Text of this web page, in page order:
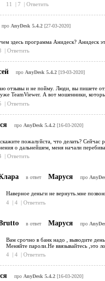
11
| 7 | Ответить
про AnyDesk 5.4.2[27-03-2020]
здесь программа Анидеск? Анидеск
| Ответить
про AnyDesk 5.4.2[19-03-2020]
отзывы и не пойму. Люди, вы пишете
TeamViewer. А вот мошенники,
| Ответить
про AnyDesk 5.4.2[16-03-2020]
пожалуйста, что делать? Сейчас
о дальнейшем, меня начали
| Ответить
в ответ Маруся про
Наверное деньги не вернуть.мне
4 | 4 | Ответить
в ответ Маруся про
Вам срочно в банк надо , выводите
Меняйте пароли.Не ввязывайтесь ,это
4 | 4 | Ответить
про AnyDesk 5.4.2[16-03-2020]